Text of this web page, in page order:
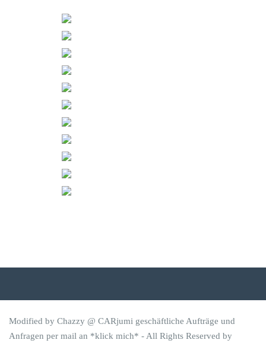
Modified by Chazzy @ CARjumi geschäftliche Aufträge und
Anfragen per mail an *klick mich* - All Rights Reserved by